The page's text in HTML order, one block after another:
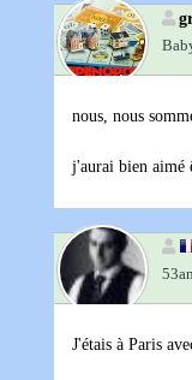
nous, nous
j'aurai bien aimé
J'étais à Paris